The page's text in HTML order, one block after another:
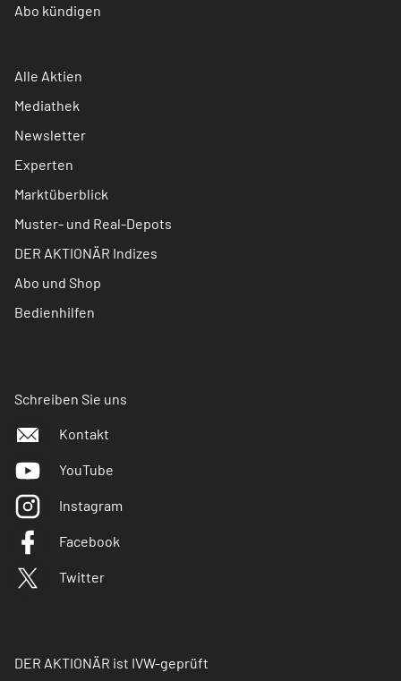
Abo kündigen
Alle Aktien
Mediathek
Newsletter
Experten
Marktüberblick
Muster- und Real-Depots
DER AKTIONÄR Indizes
Abo und Shop
Bedienhilfen
Schreiben Sie uns
Kontakt
YouTube
Instagram
Facebook
Twitter
DER AKTIONÄR ist IVW-geprüft